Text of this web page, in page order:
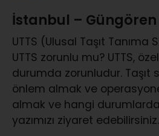
İstanbul – Güngören
UTTS (Ulusal Taşıt
UTTS zorunlu mu? UTTS,
durumda zorunludur. Taşıt
önlem almak ve
almak ve hangi
yazımızı ziyaret edebilirsiniz.